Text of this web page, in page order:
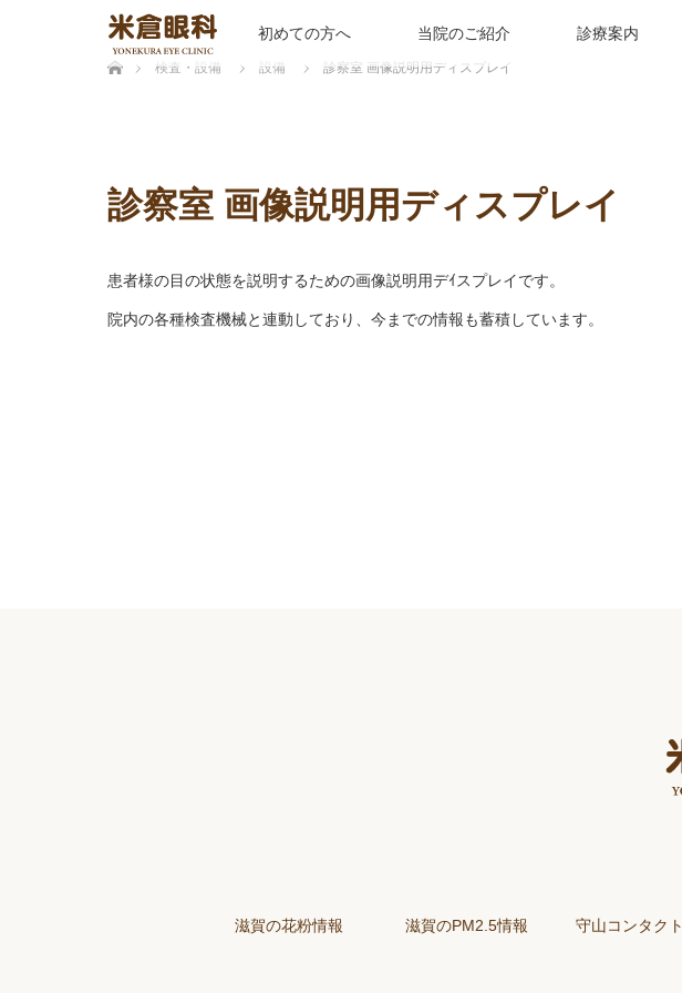
初めての方へ 当院のご紹介 診療案内
ホーム
検査・設備
設備 診察室 画像説明用ディスプレイ
診察室 画像説明用ディスプレイ
患者様の目の状態を説明するための画像説明用デｲスプレイです。
院内の各種検査機械と連動しており、今までの情報も蓄積しています。
滋賀の花粉情報 滋賀のPM2.5情報 守山コンタクト